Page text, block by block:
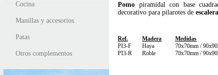
Cocina
Manillas y accesorios
Patas
Otros complementos
Pomo piramidal con base
decorativo para pilarotes de
Ref. Madera
Medidas
PI3-F
Haya
70x70mm /
PI3-R
Roble 70x70mm /